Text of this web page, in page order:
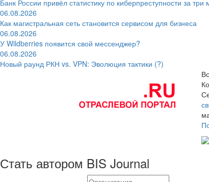
Банк России привёл статистику по киберпреступности за три
06.08.2026
Как магистральная сеть становится сервисом для бизнеса
06.08.2026
У Wildberries появится свой мессенджер?
06.08.2026
Новый раунд РКН vs. VPN: Эволюция тактики (?)
Стать автором BIS Journal